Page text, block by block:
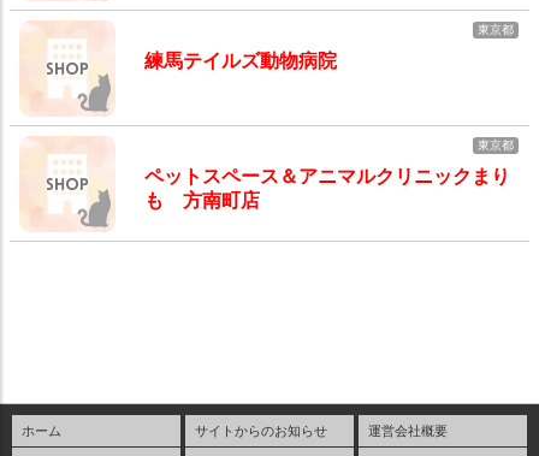
東京都
練馬テイルズ動物病院
東京都
ペットスペース＆アニマルクリニックまり
も 方南町店
ホーム サイトからのお知らせ 運営会社概要